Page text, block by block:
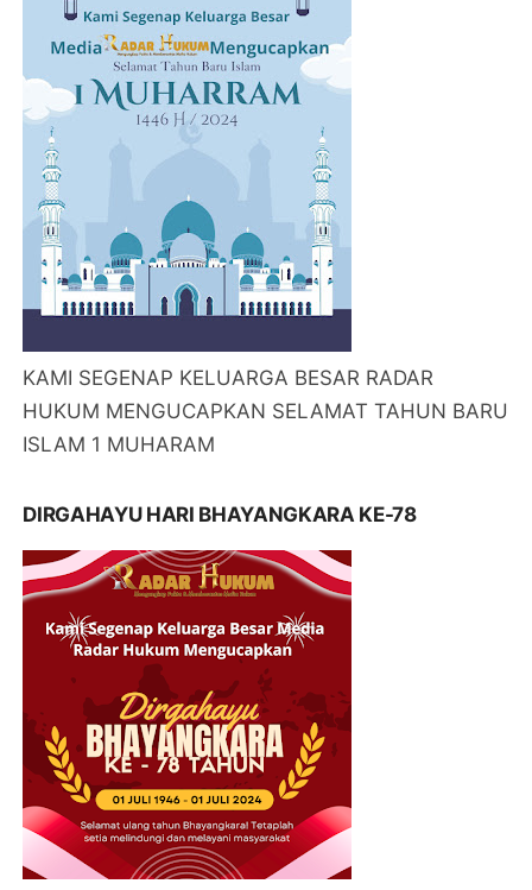
KAMI SEGENAP KELUARGA BESAR RADAR
HUKUM MENGUCAPKAN SELAMAT TAHUN BARU
ISLAM 1 MUHARAM
DIRGAHAYU HARI BHAYANGKARA KE-78